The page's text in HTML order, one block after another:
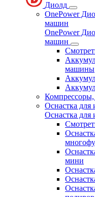
Диолд
OnePower
машин
OnePower
машин
машины
Оснастка для
Оснастка для
мини